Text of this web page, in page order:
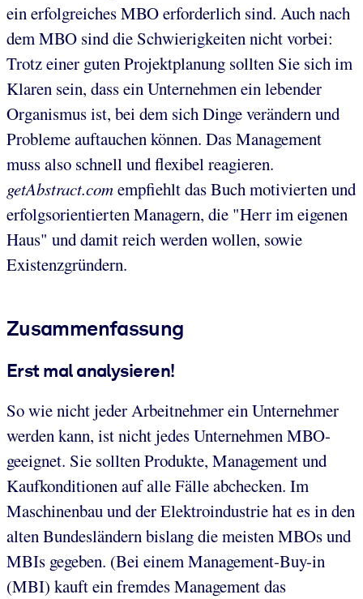
ein erfolgreiches MBO erforderlich sind. Auch nach
dem MBO sind die Schwierigkeiten nicht vorbei:
Trotz einer guten Projektplanung sollten Sie sich im
Klaren sein, dass ein Unternehmen ein lebender
Organismus ist, bei dem sich Dinge verändern und
Probleme auftauchen können. Das Management
muss also schnell und flexibel reagieren.
getAbstract.comempfiehlt das Buch motivierten und
erfolgsorientierten Managern, die "Herr im eigenen
Haus" und damit reich werden wollen, sowie
Existenzgründern.
Zusammenfassung
Erst mal analysieren!
So wie nicht jeder Arbeitnehmer ein Unternehmer
werden kann, ist nicht jedes Unternehmen MBO-
geeignet. Sie sollten Produkte, Management und
Kaufkonditionen auf alle Fälle abchecken. Im
Maschinenbau und der Elektroindustrie hat es in den
alten Bundesländern bislang die meisten MBOs und
MBIs gegeben. (Bei einem Management-Buy-in
(MBI) kauft ein fremdes Management das